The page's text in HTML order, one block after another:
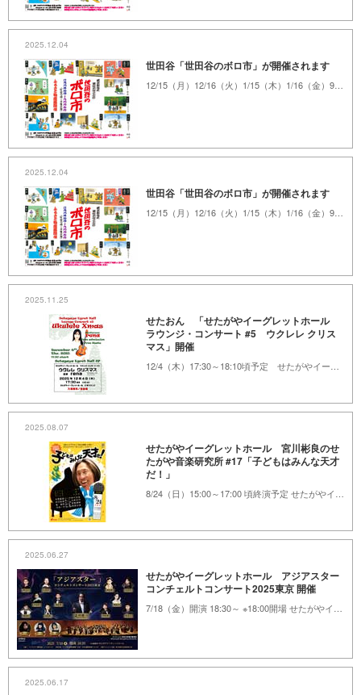
2025.12.04
世田谷「世田谷のボロ市」が開催されます
2025.12.04
世田谷「世田谷のボロ市」が開催されます
2025.11.25
せたおん 「せたがやイーグレットホール
ラウンジ・コンサート #5 ウクレレ クリス
マス」開催
2025.08.07
せたがやイーグレットホール 宮川彬良のせ
たがや音楽研究所 #17「子どもはみんな天才
だ！」
2025.06.27
せたがやイーグレットホール アジアスター
コンチェルトコンサート2025東京 開催
2025.06.17